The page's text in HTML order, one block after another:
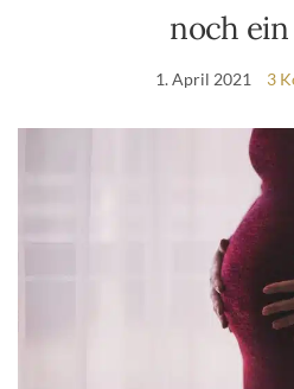
noch ein
1. April 2021 3